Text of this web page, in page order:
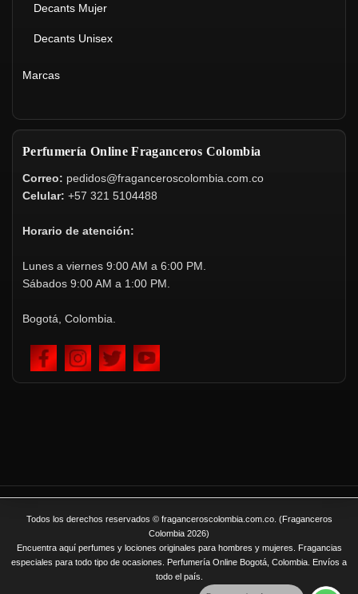
Decants Mujer
Decants Unisex
Marcas
Perfumería Online Fraganceros Colombia
Correo: pedidos@fraganceroscolombia.com.co
Celular: +57 321 5104488
Horario de atención:
Lunes a viernes 9:00 AM a 6:00 PM.
Sábados 9:00 AM a 1:00 PM.
Bogotá, Colombia.
Todos los derechos reservados © fraganceroscolombia.com.co. (Fraganceros
Colombia 2026)
Encuentra aquí perfumes y lociones originales para hombres y mujeres. Fragancias
especiales para todo tipo de ocasiones. Perfumería Online Bogotá, Colombia. Envíos a
todo el país.